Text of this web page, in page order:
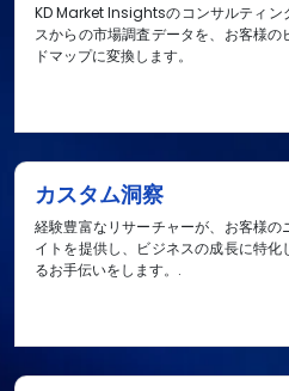
KD Market Insightsのコンサルティン
スからの市場調査データを、お客様
ドマップに変換します。
カスタム洞察
経験豊富なリサーチャーが、お客様
イトを提供し、ビジネスの成長に特
るお手伝いをします。.